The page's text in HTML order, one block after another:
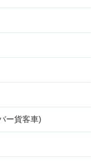
ー貨客車)